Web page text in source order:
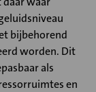
bijbehorend
worden. Dit
als
en